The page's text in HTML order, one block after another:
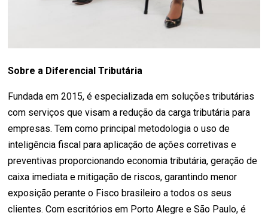
Sobre a Diferencial Tributária
Fundada em 2015, é especializada em soluções tributárias
com serviços que visam a redução da carga tributária para
empresas. Tem como principal metodologia o uso de
inteligência fiscal para aplicação de ações corretivas e
preventivas proporcionando economia tributária, geração de
caixa imediata e mitigação de riscos, garantindo menor
exposição perante o Fisco brasileiro a todos os seus
clientes. Com escritórios em Porto Alegre e São Paulo, é